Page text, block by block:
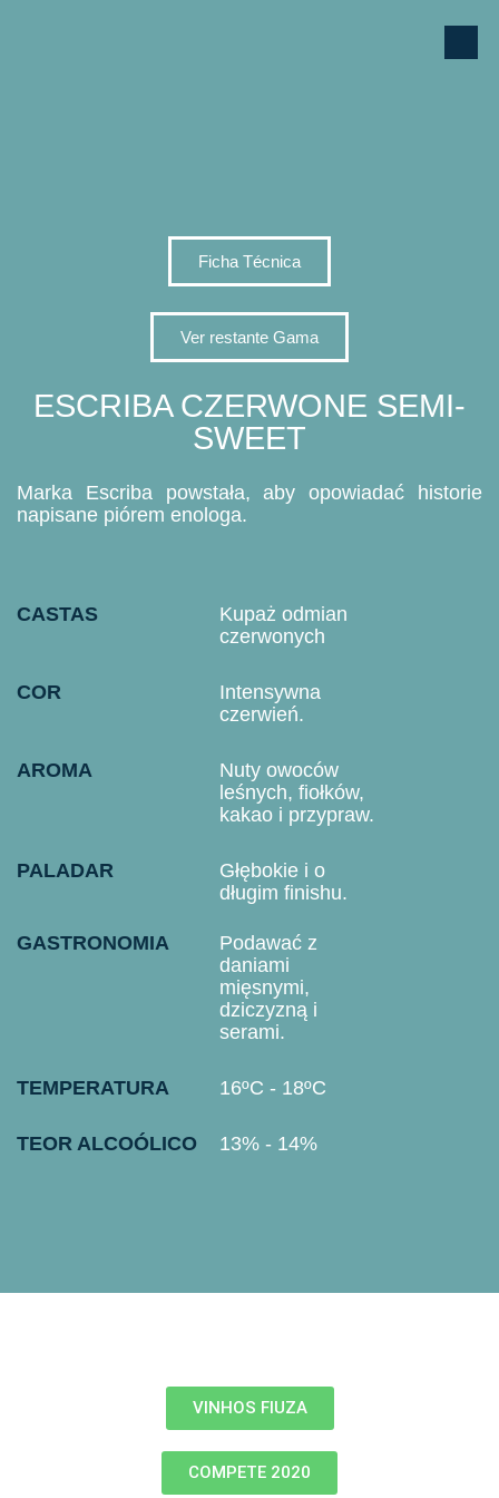
Ficha Técnica
Ver restante Gama
ESCRIBA CZERWONE SEMI-
SWEET
Marka Escriba powstała, aby opowiadać historie
napisane piórem enologa.
CASTAS
Kupaż odmian
czerwonych
COR
Intensywna
czerwień.
AROMA
Nuty owoców
leśnych, fiołków,
kakao i przypraw.
PALADAR
Głębokie i o
długim finishu.
GASTRONOMIA
Podawać z
daniami
mięsnymi,
dziczyzną i
serami.
TEMPERATURA 16ºC - 18ºC
TEOR ALCOÓLICO 13% - 14%
VINHOS FIUZA
COMPETE 2020